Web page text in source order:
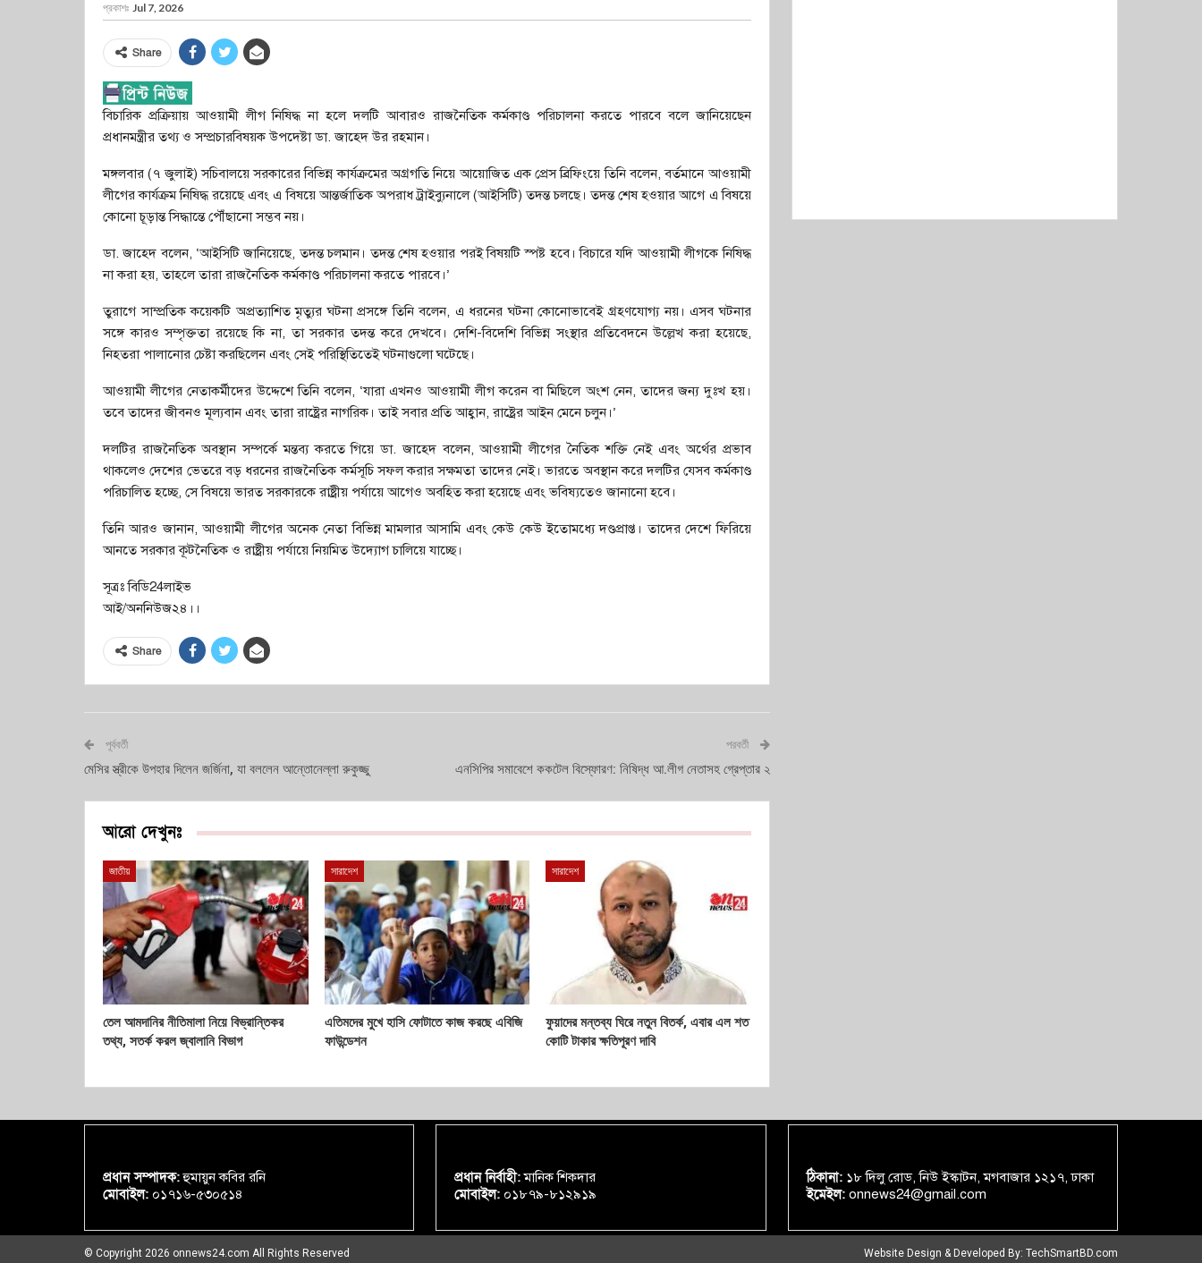
প্রকাশঃ Jul 7, 2026
Share
বিচারিক প্রক্রিয়ায় আওয়ামী লীগ নিষিদ্ধ না হলে দলটি আবারও রাজনৈতিক কর্মকাণ্ড পরিচালনা করতে পারবে বলে জানিয়েছেন
প্রধানমন্ত্রীর তথ্য ও সম্প্রচারবিষয়ক উপদেষ্টা ডা. জাহেদ উর রহমান।
মঙ্গলবার (৭ জুলাই) সচিবালয়ে সরকারের বিভিন্ন কার্যক্রমের অগ্রগতি নিয়ে আয়োজিত এক প্রেস ব্রিফিংয়ে তিনি বলেন, বর্তমানে আওয়ামী
লীগের কার্যক্রম নিষিদ্ধ রয়েছে এবং এ বিষয়ে আন্তর্জাতিক অপরাধ ট্রাইব্যুনালে (আইসিটি) তদন্ত চলছে। তদন্ত শেষ হওয়ার আগে এ বিষয়ে
কোনো চূড়ান্ত সিদ্ধান্তে পৌঁছানো সম্ভব নয়।
ডা. জাহেদ বলেন, ‘আইসিটি জানিয়েছে, তদন্ত চলমান। তদন্ত শেষ হওয়ার পরই বিষয়টি স্পষ্ট হবে। বিচারে যদি আওয়ামী লীগকে নিষিদ্ধ
না করা হয়, তাহলে তারা রাজনৈতিক কর্মকাণ্ড পরিচালনা করতে পারবে।’
তুরাগে সাম্প্রতিক কয়েকটি অপ্রত্যাশিত মৃত্যুর ঘটনা প্রসঙ্গে তিনি বলেন, এ ধরনের ঘটনা কোনোভাবেই গ্রহণযোগ্য নয়। এসব ঘটনার
সঙ্গে কারও সম্পৃক্ততা রয়েছে কি না, তা সরকার তদন্ত করে দেখবে। দেশি-বিদেশি বিভিন্ন সংস্থার প্রতিবেদনে উল্লেখ করা হয়েছে,
নিহতরা পালানোর চেষ্টা করছিলেন এবং সেই পরিস্থিতিতেই ঘটনাগুলো ঘটেছে।
আওয়ামী লীগের নেতাকর্মীদের উদ্দেশে তিনি বলেন, ‘যারা এখনও আওয়ামী লীগ করেন বা মিছিলে অংশ নেন, তাদের জন্য দুঃখ হয়।
তবে তাদের জীবনও মূল্যবান এবং তারা রাষ্ট্রের নাগরিক। তাই সবার প্রতি আহ্বান, রাষ্ট্রের আইন মেনে চলুন।’
দলটির রাজনৈতিক অবস্থান সম্পর্কে মন্তব্য করতে গিয়ে ডা. জাহেদ বলেন, আওয়ামী লীগের নৈতিক শক্তি নেই এবং অর্থের প্রভাব
থাকলেও দেশের ভেতরে বড় ধরনের রাজনৈতিক কর্মসূচি সফল করার সক্ষমতা তাদের নেই। ভারতে অবস্থান করে দলটির যেসব কর্মকাণ্ড
পরিচালিত হচ্ছে, সে বিষয়ে ভারত সরকারকে রাষ্ট্রীয় পর্যায়ে আগেও অবহিত করা হয়েছে এবং ভবিষ্যতেও জানানো হবে।
তিনি আরও জানান, আওয়ামী লীগের অনেক নেতা বিভিন্ন মামলার আসামি এবং কেউ কেউ ইতোমধ্যে দণ্ডপ্রাপ্ত। তাদের দেশে ফিরিয়ে
আনতে সরকার কূটনৈতিক ও রাষ্ট্রীয় পর্যায়ে নিয়মিত উদ্যোগ চালিয়ে যাচ্ছে।
সূত্রঃ বিডি24লাইভ
আই/অননিউজ২৪।।
Share
পূর্ববর্তী
মেসির স্ত্রীকে উপহার দিলেন জর্জিনা, যা বললেন আন্তোনেল্লা রুকুজ্জু
পরবর্তী
এনসিপির সমাবেশে ককটেল বিস্ফোরণ: নিষিদ্ধ আ.লীগ নেতাসহ গ্রেপ্তার ২
আরো দেখুনঃ
জাতীয়
তেল আমদানির নীতিমালা নিয়ে বিভ্রান্তিকর
তথ্য, সতর্ক করল জ্বালানি বিভাগ
সারাদেশ
এতিমদের মুখে হাসি ফোটাতে কাজ করছে এবিজি
ফাউন্ডেশন
সারাদেশ
ফুয়াদের মন্তব্য ঘিরে নতুন বিতর্ক, এবার এল শত
কোটি টাকার ক্ষতিপূরণ দাবি
প্রধান সম্পাদক:হুমায়ুন কবির রনি
মোবাইল: ০১৭১৬-৫৩০৫১৪
প্রধান নির্বাহী:মানিক শিকদার
মোবাইল: ০১৮৭৯-৮১২৯১৯
ঠিকানা:১৮ দিলু রোড, নিউ ইস্কাটন, মগবাজার ১২১৭, ঢাকা
ইমেইল:onnews24@gmail.com
© Copyright 2026 onnews24.com All Rights Reserved Website Design & Developed By: TechSmartBD.com